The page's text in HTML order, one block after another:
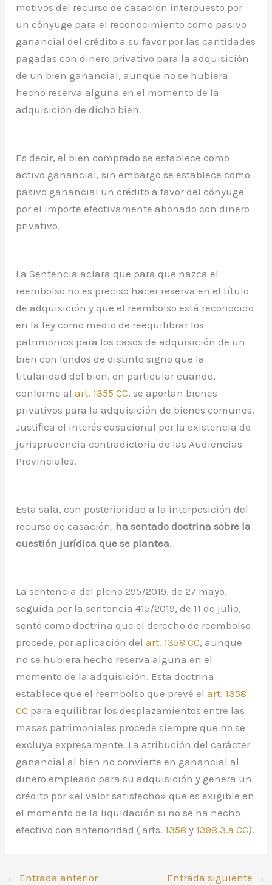
motivos del recurso de casación interpuesto por
un cónyuge para el reconocimiento como pasivo
ganancial del crédito a su favor por las cantidades
pagadas con dinero privativo para la adquisición
de un bien ganancial, aunque no se hubiera
hecho reserva alguna en el momento de la
adquisición de dicho bien.
Es decir, el bien comprado se establece como
activo ganancial, sin embargo se establece como
pasivo ganancial un crédito a favor del cónyuge
por el importe efectivamente abonado con dinero
privativo.
La Sentencia aclara que para que nazca el
reembolso no es preciso hacer reserva en el título
de adquisición y que el reembolso está reconocido
en la ley como medio de reequilibrar los
patrimonios para los casos de adquisición de un
bien con fondos de distinto signo que la
titularidad del bien, en particular cuando,
conforme alart. 1355 CC, se aportan bienes
privativos para la adquisición de bienes comunes.
Justiﬁca el interés casacional por la existencia de
jurisprudencia contradictoria de las Audiencias
Provinciales.
Esta sala, con posterioridad a la interposición del
recurso de casación, ha sentado doctrina sobre la
cuestión jurídica que se plantea.
La sentencia del pleno 295/2019, de 27 mayo,
seguida por la sentencia 415/2019, de 11 de julio,
sentó como doctrina que el derecho de reembolso
procede, por aplicación delart. 1358 CC, aunque
no se hubiera hecho reserva alguna en el
momento de la adquisición. Esta doctrina
establece que el reembolso que prevé elart. 1358
CC para equilibrar los desplazamientos entre las
masas patrimoniales procede siempre que no se
excluya expresamente. La atribución del carácter
ganancial al bien no convierte en ganancial al
dinero empleado para su adquisición y genera un
crédito por «el valor satisfecho» que es exigible en
el momento de la liquidación si no se ha hecho
efectivo con anterioridad ( arts. 1358 y 1398.3.ª CC).
← Entrada anterior Entrada siguiente →